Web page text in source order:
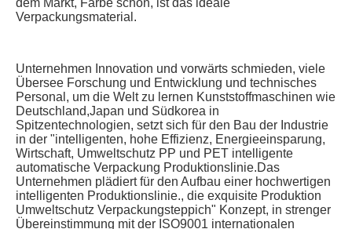
dem Markt, Farbe schön, ist das ideale
Verpackungsmaterial.
Unternehmen Innovation und vorwärts schmieden, viele
Übersee Forschung und Entwicklung und technisches
Personal, um die Welt zu lernen Kunststoffmaschinen wie
Deutschland,Japan und Südkorea in
Spitzentechnologien, setzt sich für den Bau der Industrie
in der "intelligenten, hohe Effizienz, Energieeinsparung,
Wirtschaft, Umweltschutz PP und PET intelligente
automatische Verpackung Produktionslinie.Das
Unternehmen plädiert für den Aufbau einer hochwertigen
intelligenten Produktionslinie., die exquisite Produktion
Umweltschutz Verpackungsteppich" Konzept, in strenger
Übereinstimmung mit der ISO9001 internationalen